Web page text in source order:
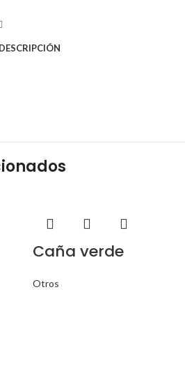
DESCRIPCIÓN
Caña verde
Otros